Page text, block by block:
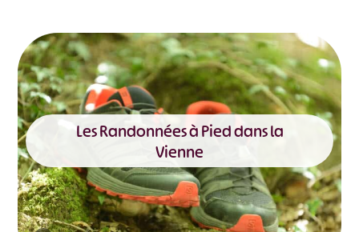
Les Randonnées à Pied dans la
Vienne